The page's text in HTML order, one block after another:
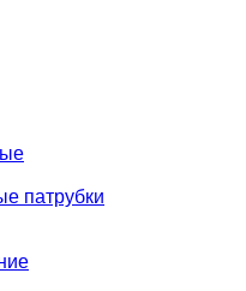
патрубки